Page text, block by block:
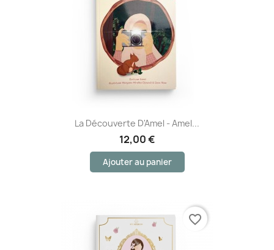
La Découverte D'Amel - Amel...
12,00 €
Ajouter au panier
favorite_border